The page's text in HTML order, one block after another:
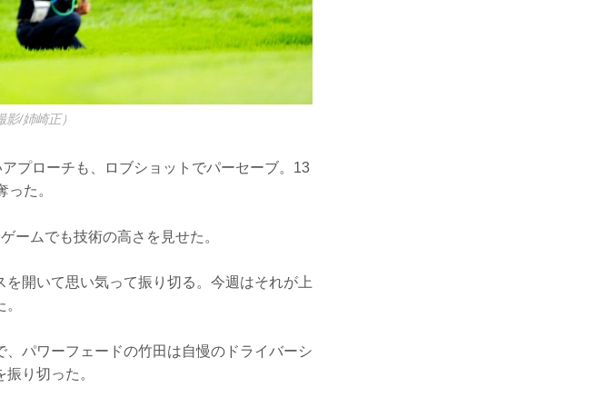
/姉崎正）
プローチも、ロブショットでパーセーブ。13
た。
ームでも技術の高さを見せた。
を開いて思い気って振り切る。今週はそれが上
パワーフェードの竹田は自慢のドライバーシ
り切った。